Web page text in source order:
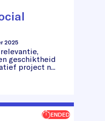
2025
geschiktheid
project n...
ENDED